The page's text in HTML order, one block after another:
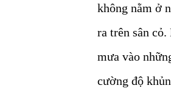
không nằm ở
ra trên sân
mưa vào
cường độ